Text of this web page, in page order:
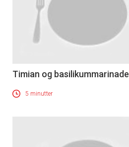
Timian og basilikummarinade
5 minutter